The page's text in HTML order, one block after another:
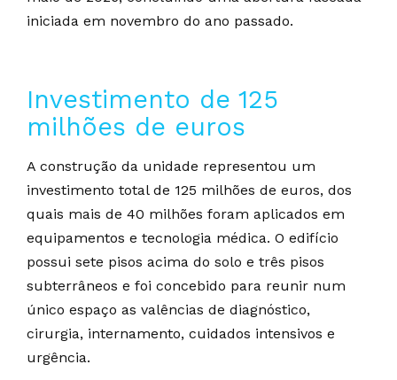
iniciada em novembro do ano passado.
Investimento de 125
milhões de euros
A construção da unidade representou um
investimento total de 125 milhões de euros, dos
quais mais de 40 milhões foram aplicados em
equipamentos e tecnologia médica. O edifício
possui sete pisos acima do solo e três pisos
subterrâneos e foi concebido para reunir num
único espaço as valências de diagnóstico,
cirurgia, internamento, cuidados intensivos e
urgência.